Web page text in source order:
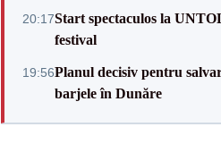
20:17Start spectaculos la
festival
19:56Planul decisiv pentru
barjele în Dunăre